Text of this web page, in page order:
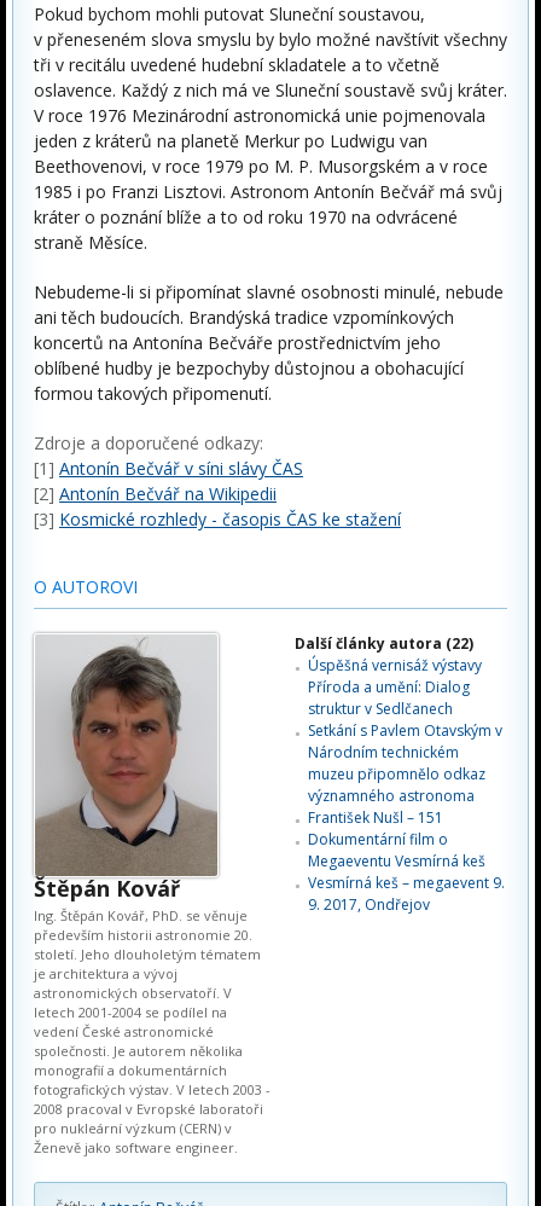
Pokud bychom mohli putovat Sluneční soustavou,
v přeneseném slova smyslu by bylo možné navštívit všechny
tři v recitálu uvedené hudební skladatele a to včetně
oslavence. Každý z nich má ve Sluneční soustavě svůj kráter.
V roce 1976 Mezinárodní astronomická unie pojmenovala
jeden z kráterů na planetě Merkur po Ludwigu van
Beethovenovi, v roce 1979 po M. P. Musorgském a v roce
1985 i po Franzi Lisztovi. Astronom Antonín Bečvář má svůj
kráter o poznání blíže a to od roku 1970 na odvrácené
straně Měsíce.
Nebudeme-li si připomínat slavné osobnosti minulé, nebude
ani těch budoucích. Brandýská tradice vzpomínkových
koncertů na Antonína Bečváře prostřednictvím jeho
oblíbené hudby je bezpochyby důstojnou a obohacující
formou takových připomenutí.
Zdroje a doporučené odkazy:
[1] Antonín Bečvář v síni slávy ČAS
[2] Antonín Bečvář na Wikipedii
[3] Kosmické rozhledy - časopis ČAS ke stažení
O AUTOROVI
Štěpán Kovář
Ing. Štěpán Kovář, PhD. se věnuje
především historii astronomie 20.
století. Jeho dlouholetým tématem
je architektura a vývoj
astronomických observatoří. V
letech 2001-2004 se podílel na
vedení České astronomické
společnosti. Je autorem několika
monografií a dokumentárních
fotografických výstav. V letech 2003 -
2008 pracoval v Evropské laboratoři
pro nukleární výzkum (CERN) v
Ženevě jako software engineer.
Další články autora (22)
Úspěšná vernisáž výstavy
Příroda a umění: Dialog
struktur v Sedlčanech
Setkání s Pavlem Otavským v
Národním technickém
muzeu připomnělo odkaz
významného astronoma
František Nušl – 151
Dokumentární film o
Megaeventu Vesmírná keš
Vesmírná keš – megaevent 9.
9. 2017, Ondřejov